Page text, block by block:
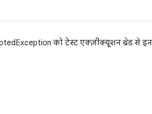
को टेस्ट एक्ज़ीक्यूशन थ्रेड से